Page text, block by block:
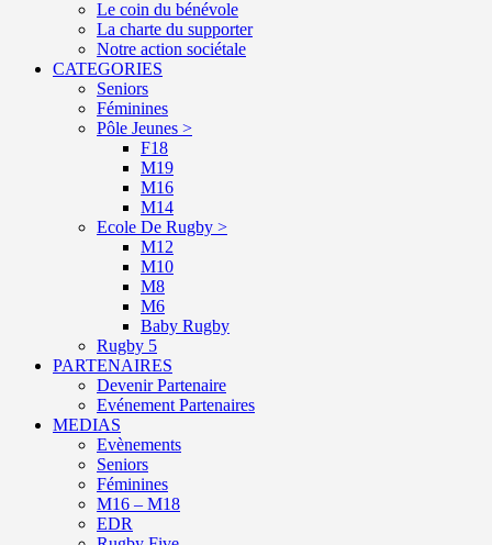
Le coin du bénévole
La charte du supporter
Notre action sociétale
CATEGORIES
Seniors
Féminines
Pôle Jeunes >
F18
M19
M16
M14
Ecole De Rugby >
M12
M10
M8
M6
Baby Rugby
Rugby 5
PARTENAIRES
Devenir Partenaire
Evénement Partenaires
MEDIAS
Evènements
Seniors
Féminines
M16 – M18
EDR